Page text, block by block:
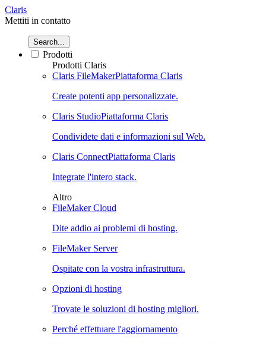
Claris
Mettiti in contatto
Search...
Prodotti
Prodotti Claris
Claris FileMakerPiattaforma Claris
Create potenti app personalizzate.
Claris StudioPiattaforma Claris
Condividete dati e informazioni sul Web.
Claris ConnectPiattaforma Claris
Integrate l'intero stack.
Altro
FileMaker Cloud
Dite addio ai problemi di hosting.
FileMaker Server
Ospitate con la vostra infrastruttura.
Opzioni di hosting
Trovate le soluzioni di hosting migliori.
Perché effettuare l'aggiornamento